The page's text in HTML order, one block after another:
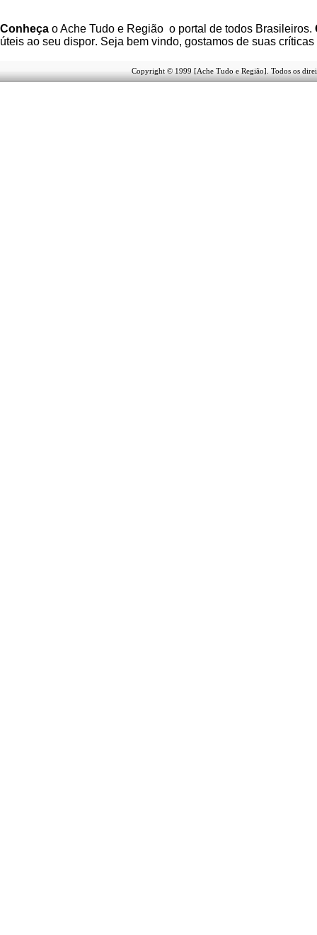
Conheça o Ache Tudo e Região o portal de todos Brasileiros.
úteis ao seu dispor. Seja bem vindo, gostamos de suas
Copyright © 1999 [Ache Tudo e Região]. Todos os